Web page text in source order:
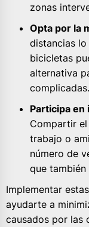
zonas
Opta por la
distancias
bicicletas
alternativa
complicadas.
Participa en
Compartir
trabajo o
número de
que
Implementar
ayudarte a
causados por las